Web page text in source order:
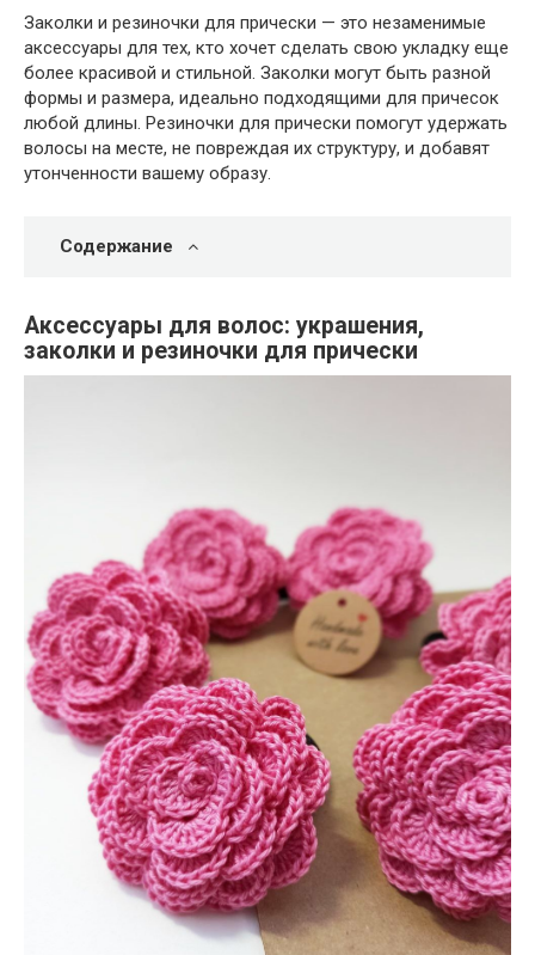
Заколки и резиночки для прически — это незаменимые
аксессуары для тех, кто хочет сделать свою укладку еще
более красивой и стильной. Заколки могут быть разной
формы и размера, идеально подходящими для причесок
любой длины. Резиночки для прически помогут удержать
волосы на месте, не повреждая их структуру, и добавят
утонченности вашему образу.
Содержание
Аксессуары для волос: украшения,
заколки и резиночки для прически